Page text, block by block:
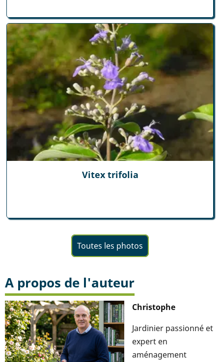
Vitex trifolia
Toutes les photos
A propos de l'auteur
Christophe
Jardinier passionné et
expert en
aménagement